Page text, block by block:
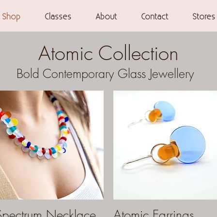
Shop Classes About Contact Stores
Atomic Collection
Bold Contemporary Glass Jewellery
Aperçu rapide Aperçu rapide